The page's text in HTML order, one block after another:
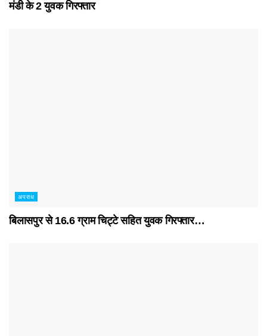
मंडी के 2 युवक गिरफ्तार
अपराध
बिलासपुर से 16.6 ग्राम चिट्टे सहित युवक गिरफ्तार…